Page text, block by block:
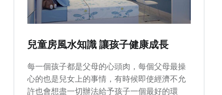
兒童房風水知識 讓孩子健康成長
每一個孩子都是父母的心頭肉，每個父母最操
心的也是兒女上的事情，有時候即使經濟不允
許也會想盡一切辦法給予孩子一個最好的環